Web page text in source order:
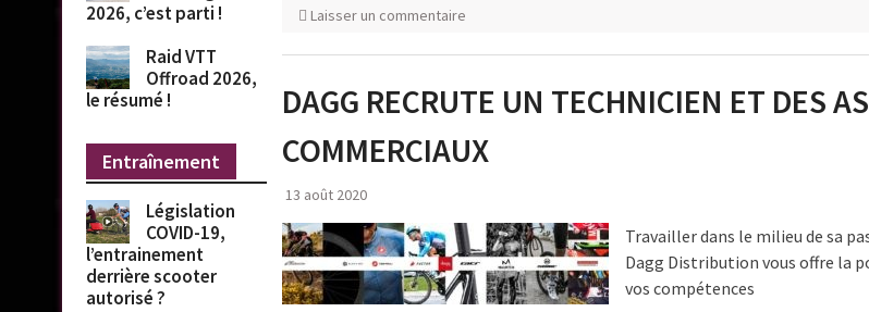
Laisser un commentaire
DAGG RECRUTE UN TECHNICIEN ET DES
COMMERCIAUX
13 août 2020
Travailler dans le milieu de sa
Dagg Distribution vous offre la
vos compétences
2026, c’est parti !
Raid VTT
Offroad 2026,
le résumé !
Entraînement
Législation
COVID-19,
l’entrainement
derrière scooter
autorisé ?